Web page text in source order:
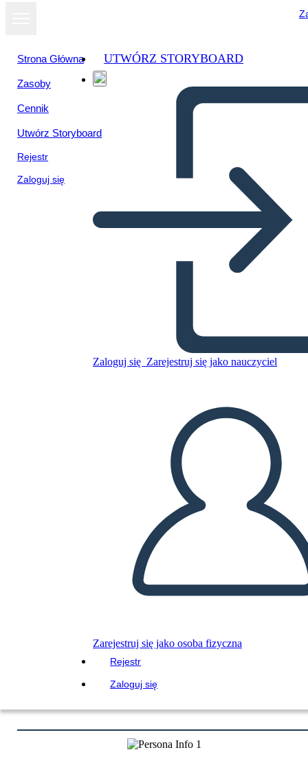
Strona Główna
Zasoby
Cennik
Utwórz Storyboard
Rejestr
Zaloguj się
UTWÓRZ STORYBOARD
Zaloguj się Zarejestruj się jako nauczyciel
Zarejestruj się jako osoba fizyczna
Rejestr
Zaloguj się
Skopiuj tę scenorys
STWÓRZ SCENORYS
PRZECZYTAJ MI